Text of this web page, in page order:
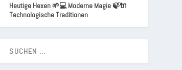
Heutige Hexen 🌱💻 Moderne Magie 🍃🔌
Technologische Traditionen